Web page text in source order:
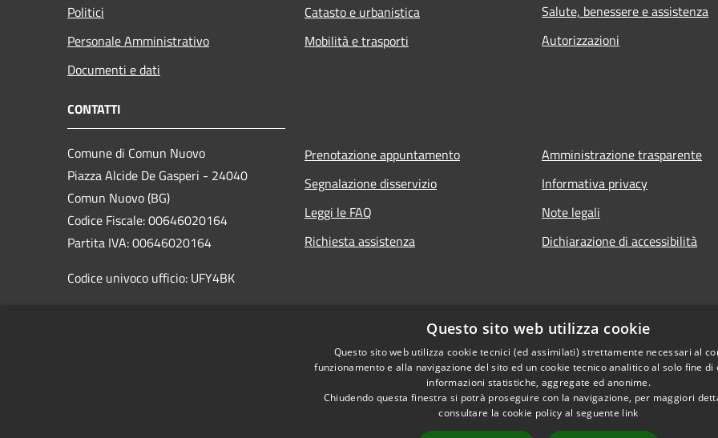
Politici
Personale Amministrativo
Documenti e dati
Catasto e urbanistica
Mobilità e trasporti
Salute, benessere e assistenza
Autorizzazioni
CONTATTI
Comune di Comun Nuovo
Piazza Alcide De Gasperi - 24040
Comun Nuovo (BG)
Codice Fiscale: 00646020164
Partita IVA: 00646020164
Codice univoco ufficio: UFY4BK
Prenotazione appuntamento
Segnalazione disservizio
Leggi le FAQ
Richiesta assistenza
Amministrazione trasparente
Informativa privacy
Note legali
Dichiarazione di accessibilità
Questo sito web utilizza cookie
Questo sito web utilizza cookie tecnici (ed assimilati) strettamente necessari al
funzionamento e alla navigazione del sito ed un cookie tecnico analitico al solo fine di
informazioni statistiche, aggregate ed anonime.
Chiudendo questa finestra si potrà proseguire con la navigazione, per maggiori
consultare la cookie policy al seguente link